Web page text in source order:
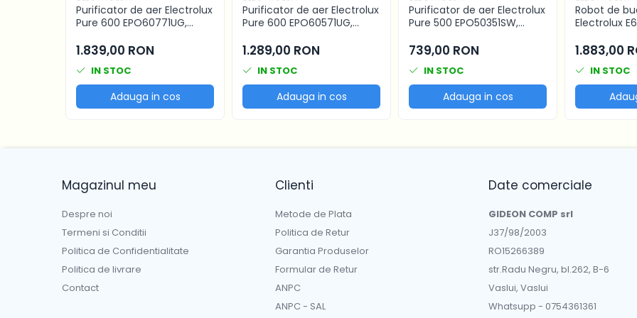
Purificator de aer Electrolux
Pure 600 EPO60771UG,
urban
1.839,00 RON
IN STOC
Adauga in cos
Purificator de aer Electrolux
Pure 600 EPO60571UG,
urban
1.289,00 RON
IN STOC
Adauga in cos
Purificator de aer Electrolux
Pure 500 EPO50351SW,
scoica
739,00 RON
IN STOC
Adauga in cos
Robot de
Electrolux
boluri inox
lumina LED,
negru
1.883,00
IN STOC
Magazinul meu
Despre noi
Termeni si Conditii
Politica de Confidentialitate
Politica de livrare
Contact
Clienti
Metode de Plata
Politica de Retur
Garantia Produselor
Formular de Retur
ANPC
ANPC - SAL
Date comerciale
GIDEON COMP srl
J37/98/2003
RO15266389
str.Radu Negru, bl.262, B-6
Vaslui, Vaslui
Whatsupp - 0754361361